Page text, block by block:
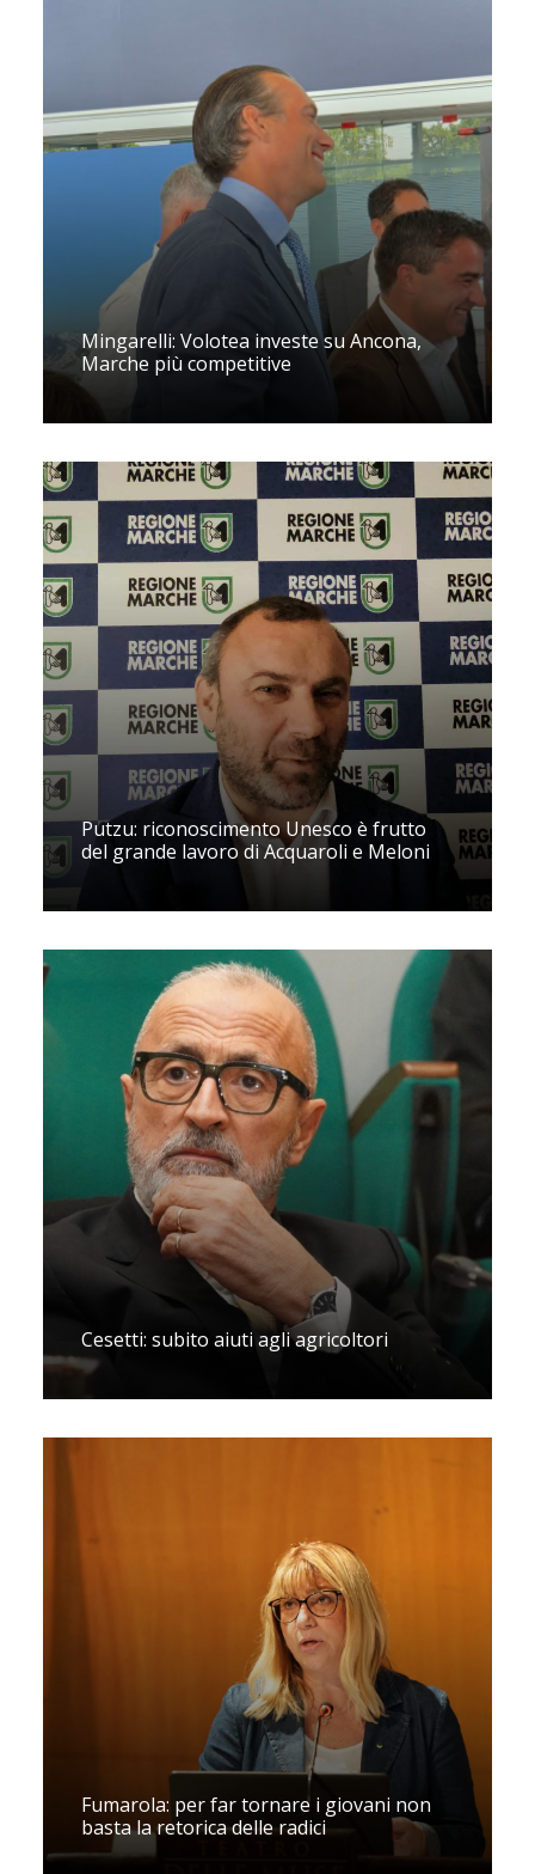
Mingarelli: Volotea investe su Ancona,
Marche più competitive
Putzu: riconoscimento Unesco è frutto
del grande lavoro di Acquaroli e Meloni
Cesetti: subito aiuti agli agricoltori
Fumarola: per far tornare i giovani non
basta la retorica delle radici